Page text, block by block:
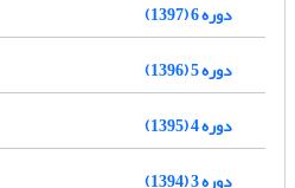
دوره 6 (1397)
دوره 5 (1396)
دوره 4 (1395)
دوره 3 (1394)